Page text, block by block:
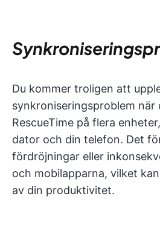
Du kommer troligen att
synkroniseringsproblem när
RescueTime på flera
dator och din telefon. Det
fördröjningar eller
och mobilapparna, vilket
av din produktivitet.